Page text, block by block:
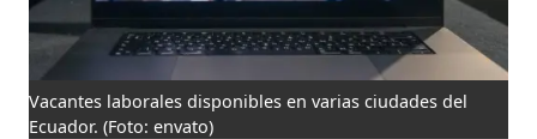
Vacantes laborales disponibles en varias ciudades del
Ecuador. (Foto: envato)